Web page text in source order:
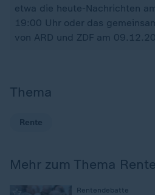
etwa die heute-Nachrichten
19:00 Uhr oder das
von ARD und ZDF am
Thema
Rente
Mehr zum Thema Rente
Rentendebatte